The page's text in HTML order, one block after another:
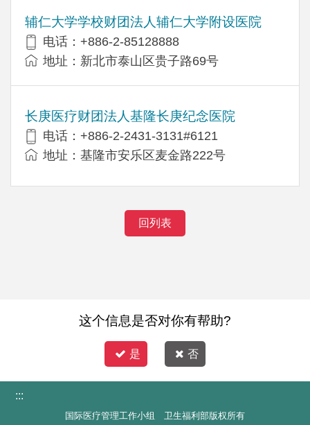
辅仁大学学校财团法人辅仁大学附设医院
电话：+886-2-85128888
地址：新北市泰山区贵子路69号
长庚医疗财团法人基隆长庚纪念医院
电话：+886-2-2431-3131#6121
地址：基隆市安乐区麦金路222号
回列表
这个信息是否对你有帮助?
是 否
:::
国际医疗管理工作小组 卫生福利部版权所有